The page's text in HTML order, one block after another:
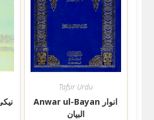
Tafsir Urdu
Anwar ul-Bayan انوار
البیان